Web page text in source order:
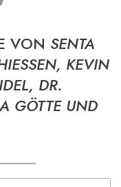
VON SENTA
KEVIN
DR.
GÖTTE UND